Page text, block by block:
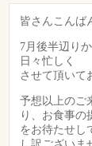
皆さんこんば
7月後半辺り
日々忙しく
させて頂いて
予想以上のご
り、お食事の
をお待たせ